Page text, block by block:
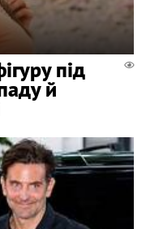
під
й